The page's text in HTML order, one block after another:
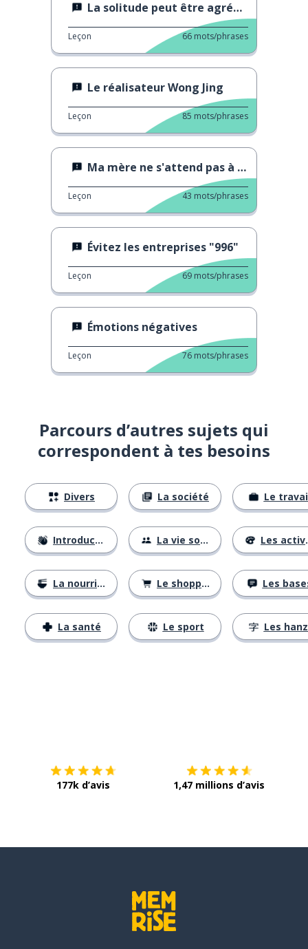
La solitude peut être agréable, ou pas ...
Leçon 66 mots/phrases
Le réalisateur Wong Jing
Leçon 85 mots/phrases
Ma mère ne s'attend pas à ce que je me marie
Leçon 43 mots/phrases
Évitez les entreprises "996"
Leçon 69 mots/phrases
Émotions négatives
Leçon 76 mots/phrases
Parcours d’autres sujets qui
correspondent à tes besoins
Divers
Introductions
La nourriture
La santé
La société
La vie sociale
Le shopping
Le sport
Le
Les activités
Les
Les
177k d’avis 1,47 millions d’avis